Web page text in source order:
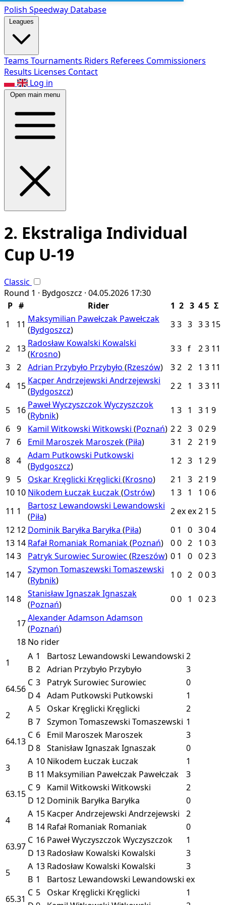
Polish Speedway Database
Leagues
Teams Tournaments Riders Referees Commissioners
Results Licenses Contact
Log in
Open main menu
2. Ekstraliga Individual
Cup U-19
Classic
Round 1 · Bydgoszcz · 04.05.2026 17:30
P # Rider 1 2 3 45 Σ
1
11 Maksymilian Pawełczak Pawełczak
(Bydgoszcz) 33 3 33 15
2 13 Radosław Kowalski Kowalski
(Krosno) 33 f 23 11
3 2 Adrian Przybyło Przybyło (Rzeszów) 32 2 1 3 11
4
15 Kacper Andrzejewski Andrzejewski
(Bydgoszcz) 22 1 33 11
5 16 Paweł WyczyszczokWyczyszczok
(Rybnik) 1 3 1 3 1 9
6 9 Kamil Witkowski Witkowski (Poznań) 22 3 029
7
6 Emil Maroszek Maroszek(Piła) 3 1 2 2 1 9
8 4 Adam Putkowski Putkowski
(Bydgoszcz) 1 2 3 1 29
9
5 Oskar Kręglicki Kręglicki (Krosno) 2 1 3 2 1 9
10 10 Nikodem ŁuczakŁuczak(Ostrów) 1 3 1 1 0 6
11 1 Bartosz Lewandowski Lewandowski
(Piła) 2exex2 1 5
12 12 Dominik Baryłka Baryłka (Piła) 0 1 0 304
13 14 Rafał Romaniak Romaniak(Poznań) 00 2 1 03
143 Patryk Surowiec Surowiec (Rzeszów) 0 1 0 023
147 Szymon Tomaszewski Tomaszewski
(Rybnik) 1 0 2 003
148 Stanisław IgnaszakIgnaszak
(Poznań) 00 1 023
17Alexander Adamson Adamson
(Poznań)
18 No rider
1
A 1 Bartosz Lewandowski Lewandowski 2
B 2 Adrian Przybyło Przybyło
3
64.56
C 3 Patryk Surowiec Surowiec
0
D 4 Adam Putkowski Putkowski
1
2
A 5 Oskar Kręglicki Kręglicki
2
B 7 Szymon Tomaszewski Tomaszewski 1
64.13
C 6 Emil Maroszek Maroszek
3
D 8 Stanisław IgnaszakIgnaszak
0
3
A 10 Nikodem ŁuczakŁuczak
1
B 11 Maksymilian Pawełczak Pawełczak
3
63.15
C 9 Kamil Witkowski Witkowski
2
D 12 Dominik Baryłka Baryłka
0
4
A 15 Kacper Andrzejewski Andrzejewski
2
B 14 Rafał Romaniak Romaniak
0
63.97
C 16 Paweł WyczyszczokWyczyszczok
1
D 13 Radosław Kowalski Kowalski
3
5
A 13 Radosław Kowalski Kowalski
3
B 1 Bartosz Lewandowski Lewandowski ex
65.31
C 5 Oskar Kręglicki Kręglicki
1